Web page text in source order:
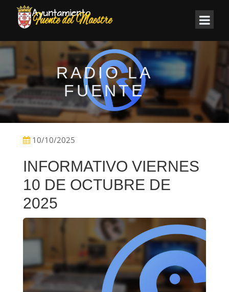
RADIO LA
FUENTE
10/10/2025
INFORMATIVO VIERNES
10 DE OCTUBRE DE
2025